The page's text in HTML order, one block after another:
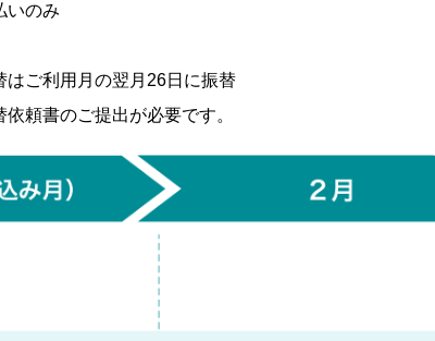
いのみ
はご利用月の翌月26日に振替
頼書のご提出が必要です。